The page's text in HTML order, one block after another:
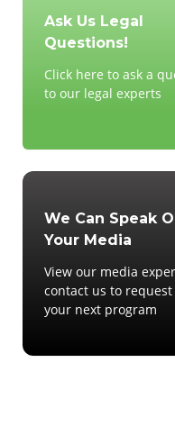
Ask Us Legal
Questions!
Click here to ask a
to our legal experts
We Can Speak
Your Media
View our media
contact us to
your next program